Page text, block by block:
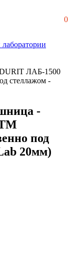
0
ЛАБ-1500
стеллажом -
-
под
20мм)